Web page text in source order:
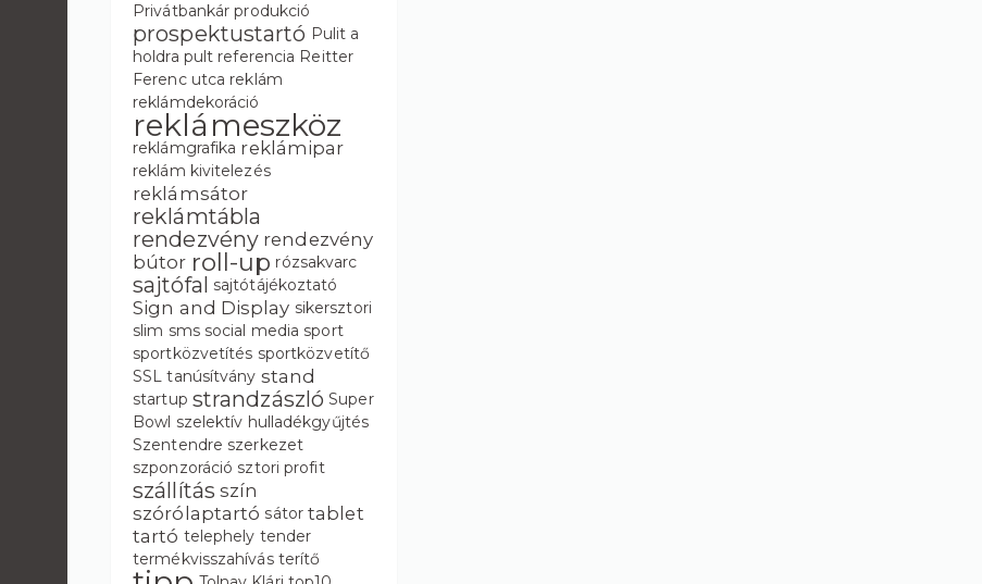
Privátbankár produkció
prospektustartó Pulit a
holdra pult referencia Reitter
Ferenc utca reklám
reklámdekoráció
reklámeszköz
reklámgrafika reklámipar
reklám kivitelezés
reklámsátor
reklámtábla
rendezvény rendezvény
bútor roll-up rózsakvarc
sajtófal sajtótájékoztató
Sign and Display sikersztori
slim sms social media sport
sportközvetítés sportközvetítő
SSL tanúsítvány stand
startup strandzászló Super
Bowl szelektív hulladékgyűjtés
Szentendre szerkezet
szponzoráció sztori profit
szállítás szín
szórólaptartó sátor tablet
tartó telephely tender
termékvisszahívás terítő